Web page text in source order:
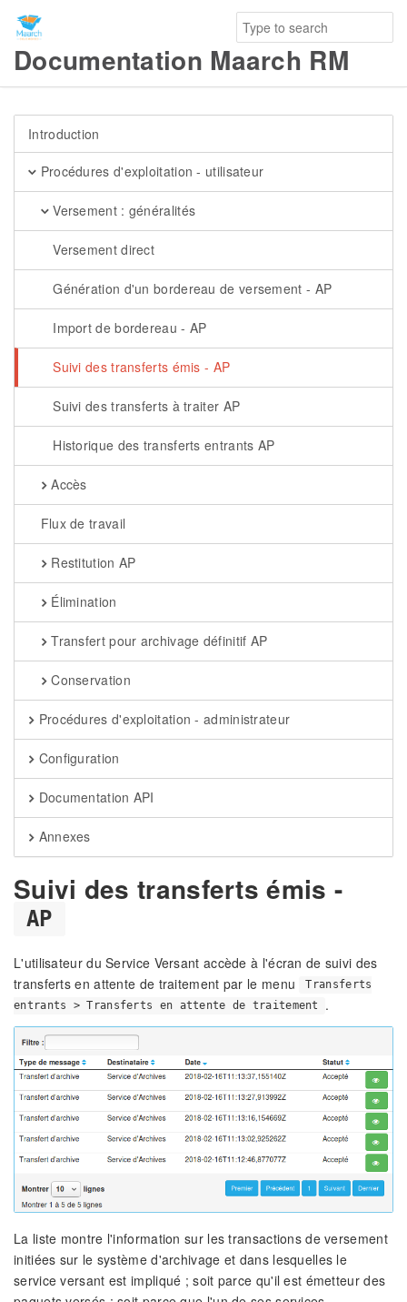
Documentation Maarch RM
Introduction
Procédures d'exploitation - utilisateur
Versement : généralités
Versement direct
Génération d'un bordereau de versement - AP
Import de bordereau - AP
Suivi des transferts émis - AP
Suivi des transferts à traiter AP
Historique des transferts entrants AP
Accès
Flux de travail
Restitution AP
Élimination
Transfert pour archivage définitif AP
Conservation
Procédures d'exploitation - administrateur
Configuration
Documentation API
Annexes
Suivi des transferts émis -
AP
L'utilisateur du Service Versant accède à l'écran de suivi des
transferts en attente de traitement par le menu
Transferts
entrants > Transferts en attente de traitement
.
La liste montre l'information sur les transactions de versement
initiées sur le système d'archivage et dans lesquelles le
service versant est impliqué ; soit parce qu'il est émetteur des